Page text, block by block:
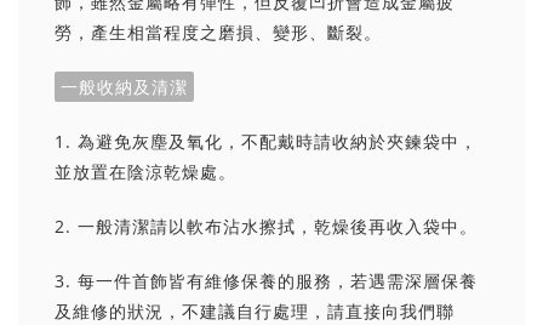
勞，產生相當程度之磨損、變形、斷裂。
一般收納及清潔
1. 為避免灰塵及氧化，不配戴時請收納於夾鍊袋中，
並放置在陰涼乾燥處。
2. 一般清潔請以軟布沾水擦拭，乾燥後再收入袋中。
3. 每一件首飾皆有維修保養的服務，若遇需深層保養
及維修的狀況，不建議自行處理，請直接向我們聯